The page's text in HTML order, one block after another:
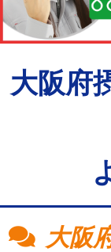
大阪府
大阪